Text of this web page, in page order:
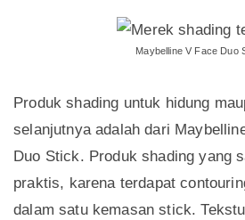
Maybelline V Face Duo
Produk shading untuk hidung
selanjutnya adalah dari
Duo Stick. Produk shading yang
praktis, karena terdapat
dalam satu kemasan stick.